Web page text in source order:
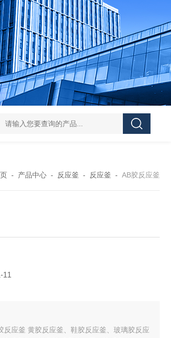
blade sigma mixerZ型捏合机 Vacuum Kneader真
- 产品中心 - 反应釜 - 反应釜 - AB胶反应釜
11
反应釜 黄胶反应釜、鞋胶反应釜、玻璃胶反应